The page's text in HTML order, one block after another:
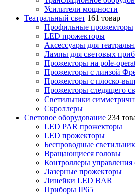
Усилители мощности
Театральный свет 161 товар
Профильные прожекторы
LED прожекторы
Аксессуары для
Лампы для световых
Прожекторы на pole-
Прожекторы с линзой
Прожекторы с плоско-
Прожекторы следящего
Светильники
Скроллеры
Световое оборудование 234
LED PAR прожекторы
LED прожекторы
Беспроводные
Вращающиеся головы
Контроллеры управления
Лазерные прожекторы
Линейки LED BAR
Приборы IP65